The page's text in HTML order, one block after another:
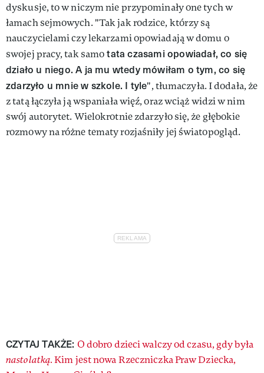
dyskusje, to w niczym nie przypominały one tych w
łamach sejmowych. "Tak jak rodzice, którzy są
nauczycielami czy lekarzami opowiadają w domu o
swojej pracy, tak samotata czasami opowiadał, co się
działo u niego. A ja mu wtedy mówiłam o tym, co się
zdarzyło u mnie w szkole. I tyle", tłumaczyła. I dodała, że
z tatą łączyła ją wspaniała więź, oraz wciąż widzi w nim
swój autorytet. Wielokrotnie zdarzyło się, że głębokie
rozmowy na różne tematy rozjaśniły jej światopogląd.
CZYTAJ TAKŻE: O dobro dzieci walczy od czasu, gdy była
nastolatką.Kim jest nowa Rzeczniczka Praw Dziecka,